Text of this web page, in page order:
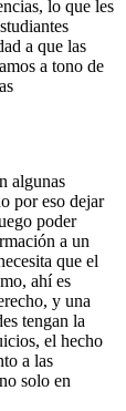
lo que les
a que las
a tono de
algunas
por eso dejar
poder
a un
que el
ahí es
y una
tengan la
el hecho
a las
solo en